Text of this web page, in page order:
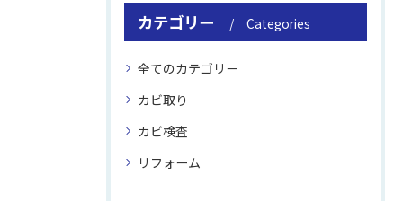
カテゴリー Categories
全てのカテゴリー
カビ取り
カビ検査
リフォーム